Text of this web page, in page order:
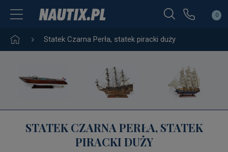
0
Statek Czarna Perła, statek piracki duży
STATEK CZARNA PERŁA, STATEK
PIRACKI DUŻY